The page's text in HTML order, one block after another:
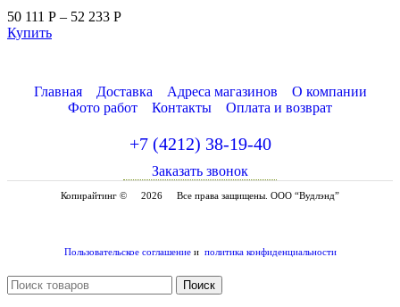
50 111 Р – 52 233 Р
Купить
Главная Доставка Адреса магазинов
О компании
Фото работ
Контакты Оплата и возврат
+7 (4212) 38-19-40
Заказать звонок
Копирайтинг © 2026 Все права защищены. ООО “Вудлэнд”
Пользовательское соглашениеи политика конфиденциальности
Поиск